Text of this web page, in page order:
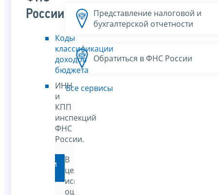
России
Коды
классификации
доходов
бюджета
ИНН
и
КПП
инспекций
ФНС
России.
Перейти
В
целях
исключения
ошибок
Представление налоговой и
бухгалтерской отчетности
Обратиться в ФНС России
Все сервисы